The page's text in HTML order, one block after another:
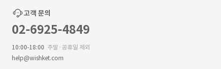
고객 문의
02-6925-4849
10:00-18:00 주말·공휴일 제외
help@wishket.com